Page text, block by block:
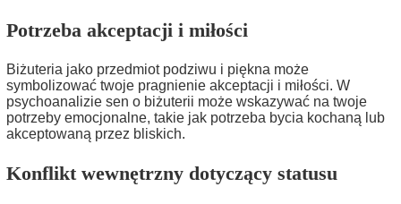
Potrzeba akceptacji i miłości
Biżuteria jako przedmiot podziwu i piękna może
symbolizować twoje pragnienie akceptacji i miłości. W
psychoanalizie sen o biżuterii może wskazywać na twoje
potrzeby emocjonalne, takie jak potrzeba bycia kochaną lub
akceptowaną przez bliskich.
Konflikt wewnętrzny dotyczący statusu